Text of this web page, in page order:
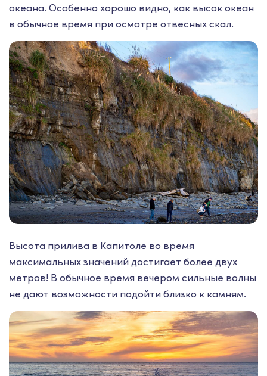
океана. Особенно хорошо видно, как высок океан
в обычное время при осмотре отвесных скал.
Высота прилива в Капитоле во время
максимальных значений достигает более двух
метров! В обычное время вечером сильные волны
не дают возможности подойти близко к камням.